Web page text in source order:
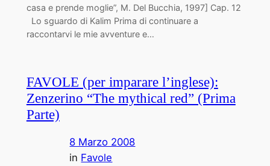
casa e prende moglie”, M. Del Bucchia, 1997] Cap. 12
Lo sguardo di Kalim Prima di continuare a
raccontarvi le mie avventure e…
FAVOLE (per imparare l’inglese):
Zenzerino “The mythical red” (Prima
Parte)
8 Marzo 2008
in Favole